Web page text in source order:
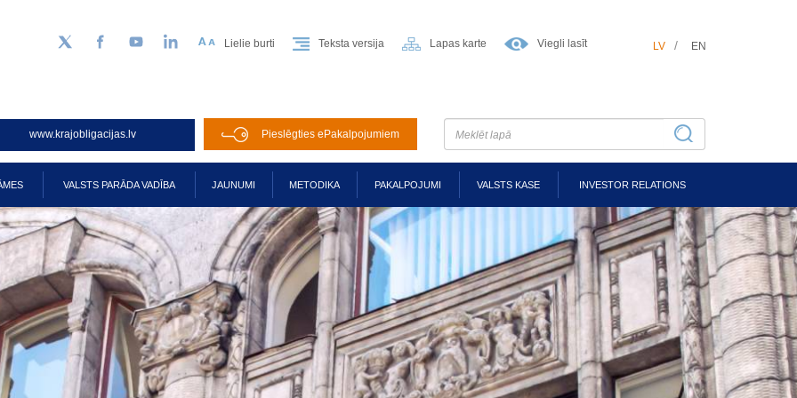
Sekojiet mums Twitter
FacebookYouTubeLinkedIn Lielie burti Teksta versija Lapas karte Viegli lasīt LV EN
www.krajobligacijas.lv Pieslēgties ePakalpojumiem
VALSTS PARĀDA VADĪBA JAUNUMI METODIKA PAKALPOJUMI VALSTS KASE INVESTOR RELATIONS